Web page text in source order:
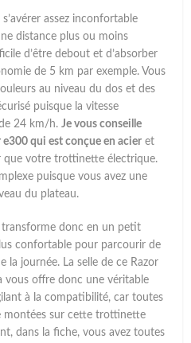
assez inconfortable
distance plus ou moins
d’être debout et d’absorber
de 5 km par exemple. Vous
au niveau du dos et des
puisque la vitesse
24 km/h.Je vous conseille
e300 qui est conçue en acier et
que votre trottinette électrique.
puisque vous avez une
du plateau.
transforme donc en un petit
confortable pour parcourir de
la journée. La selle de ce Razor
vous offre donc une véritable
à la compatibilité, car toutes
montées sur cette trottinette
dans la fiche, vous avez toutes